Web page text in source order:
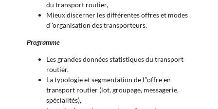
du transport routier,
Mieux discerner les différentes offres et modes
d’’organisation des transporteurs.
Programme
Les grandes données statistiques du transport
routier,
La typologie et segmentation de l’’offre en
transport routier (lot, groupage, messagerie,
spécialités),